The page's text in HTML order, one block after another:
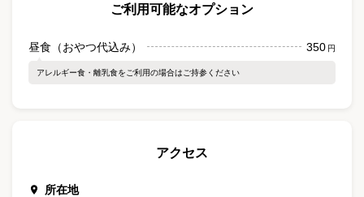
ご利用可能なオプション
昼食（おやつ代込み） 350 円
アレルギー食・離乳食をご利用の場合はご持参ください
アクセス
所在地